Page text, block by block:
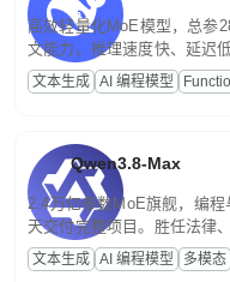
高效轻量化MoE模型，总参
文能力。推理速度快、延迟
高并发、轻量化任务，适合
文案处理等普惠刚需场景。
文本生成 AI 编程模型
Qwen3.8-Max
2.4万亿参数MoE旗舰，编
天交付完整项目。胜任法律
话端到端交付生产级成果。
程，支持超长文档与长视频
文本生成 AI 编程模型 多模态